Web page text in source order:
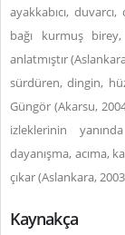
ayakkabıcı,
bağı kurmuş
anlatmıştır
sürdüren, dingin,
Güngör (Akarsu,
izleklerinin
dayanışma, acıma,
çıkar (Aslankara,
Kaynakça